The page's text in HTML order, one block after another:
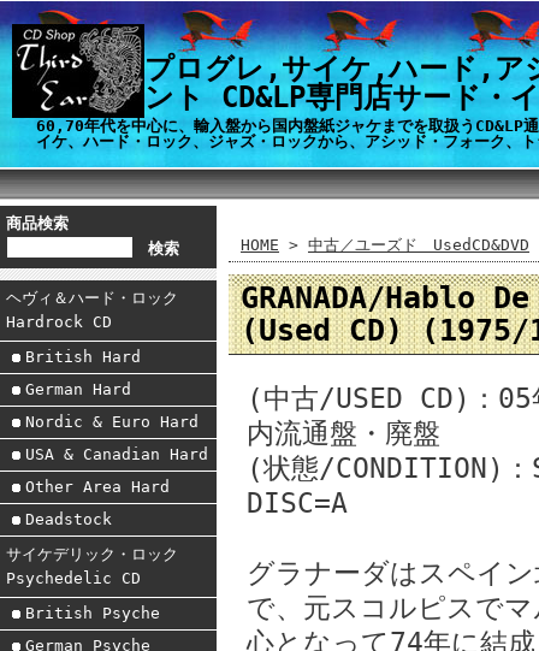
プログレ,サイケ,ハード,ア
ント CD&LP専門店サード・
60,70年代を中心に、輸入盤から国内盤紙ジャケまでを取扱うCD&LP
イケ、ハード・ロック、ジャズ・ロックから、アシッド・フォーク、
商品検索
ヘヴィ＆ハード・ロック
Hardrock CD
British Hard
German Hard
Nordic & Euro Hard
USA & Canadian Hard
Other Area Hard
Deadstock
サイケデリック・ロック
Psychedelic CD
British Psyche
German Psyche
HOME > 中古／ユーズド UsedCD&DVD
GRANADA/Hablo
(Used CD)
(中古/USED CD)：05
内流通盤・廃盤
(状態/CONDITION)
DISC=A
グラナーダはスペイ
で、元スコルピスで
心となって74年に結